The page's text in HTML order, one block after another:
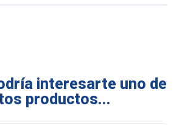
interesarte uno de
productos...